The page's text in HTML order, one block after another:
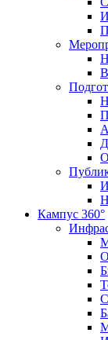
Кампус 360°